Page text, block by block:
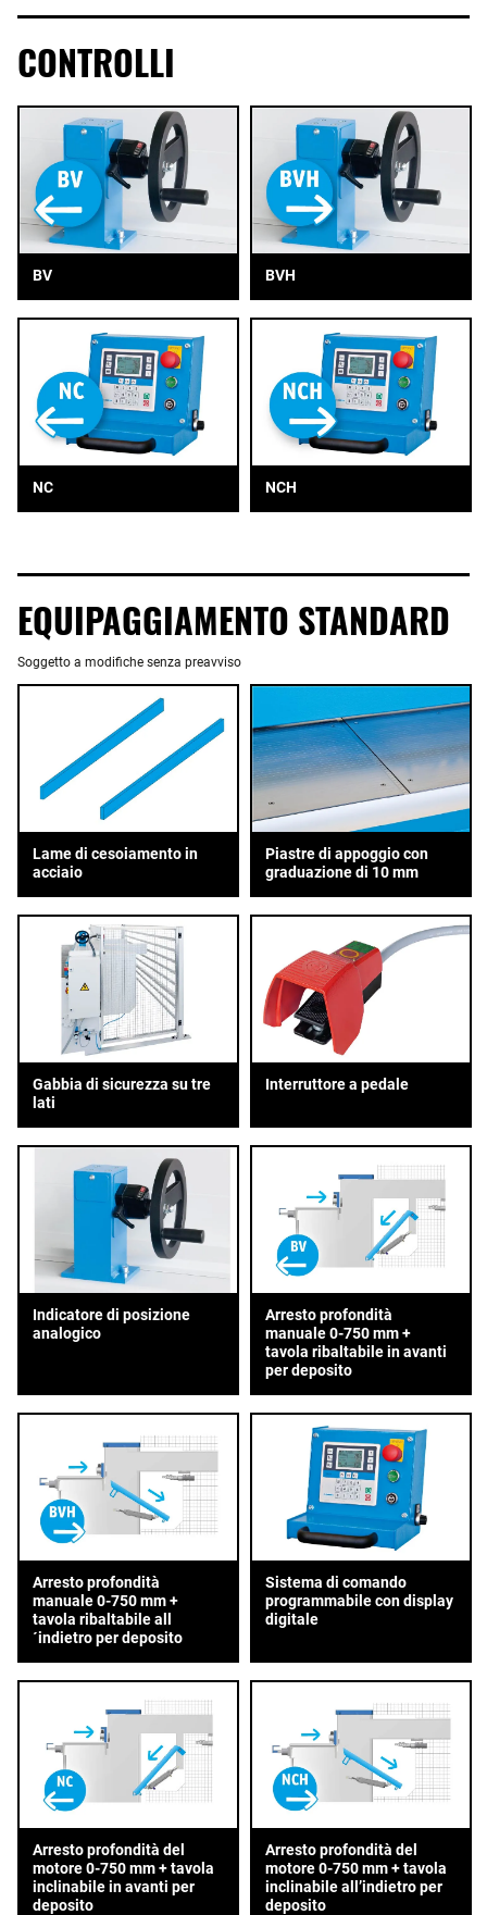
CONTROLLI
BV BVH
NC NCH
EQUIPAGGIAMENTO STANDARD
Soggetto a modifiche senza preavviso
Lame di cesoiamento in
acciaio
Piastre di appoggio con
graduazione di 10 mm
Gabbia di sicurezza su tre
lati
Interruttore a pedale
Indicatore di posizione
analogico
Arresto profondità
manuale 0-750 mm +
tavola ribaltabile in avanti
per deposito
Arresto profondità
manuale 0-750 mm +
tavola ribaltabile all
´indietro per deposito
Sistema di comando
programmabile con display
digitale
Arresto profondità del
motore 0-750 mm + tavola
inclinabile in avanti per
deposito
Arresto profondità del
motore 0-750 mm + tavola
inclinabile all’indietro per
deposito